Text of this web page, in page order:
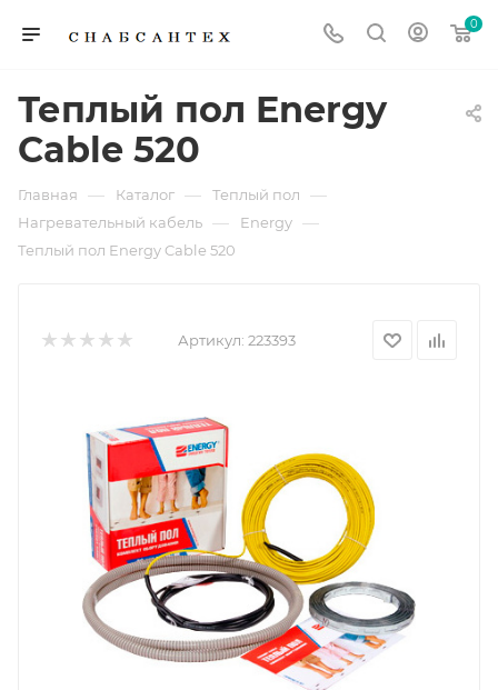
0
Теплый пол Energy
Cable 520
Главная — Каталог — Теплый пол —
Нагревательный кабель — Energy —
Теплый пол Energy Cable 520
Артикул: 223393